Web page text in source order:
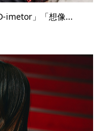
imetor」「想像...